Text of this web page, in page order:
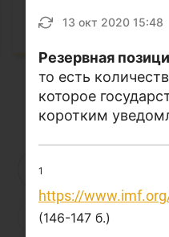
Учебные
Глоссарий
Книги по
Видео
Проекты
Фотогалерея
Глоссарий
А
Ж З
13 окт 2020 15:48
Резервная
то есть
которое
коротким
1
https://
(146-147 б.)